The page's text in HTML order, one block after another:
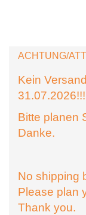
ACHTUNG/
Kein
Bitte planen
Danke.
No shipping
Please plan
Thank you.